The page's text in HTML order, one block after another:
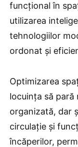
funcțional în
utilizarea
tehnologiilor
ordonat și
Optimizarea
locuința să pară
organizată, dar
circulație și
încăperilor,